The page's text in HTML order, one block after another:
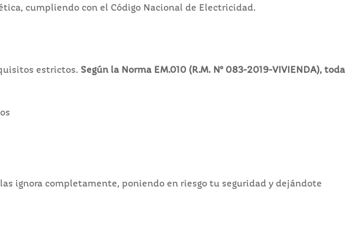
cumpliendo con el Código Nacional de Electricidad.
estrictos. Según la Norma EM.010 (R.M. N° 083-2019-VIVIENDA), toda
ignora completamente, poniendo en riesgo tu seguridad y dejándote